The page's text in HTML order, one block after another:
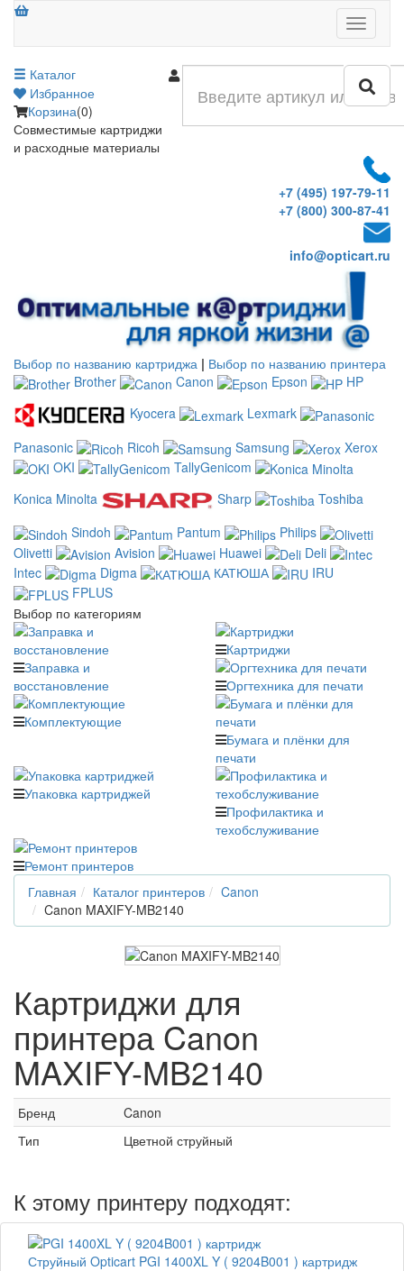
Меню
Каталог
Избранное
Корзина(0)
Совместимые картриджи
и расходные материалы
+7 (495) 197-79-11
+7 (800) 300-87-41
info@opticart.ru
Выбор по названию картриджа | Выбор по названию принтера
Brother
Canon Epson
HP
Kyocera
Lexmark
Panasonic
Ricoh Samsung
Xerox
OKI
TallyGenicom
Konica Minolta
Sharp
Toshiba
Sindoh
Pantum
Philips
Olivetti
Avision Huawei
Deli
Intec
Digma КАТЮША
IRU
FPLUS
Выбор по категориям
Заправка и
восстановление
Картриджи
Оргтехника для печати
Комплектующие
Бумага и плёнки для
печати
Упаковка картриджей
Профилактика и
техобслуживание
Ремонт принтеров
Главная
Каталог принтеров
Canon
Canon MAXIFY-MB2140
Картриджи для
принтера Canon
MAXIFY-MB2140
Бренд
Canon
Тип
Цветной струйный
К этому принтеру подходят:
Струйный Opticart PGI 1400XL Y ( 9204B001 ) картридж